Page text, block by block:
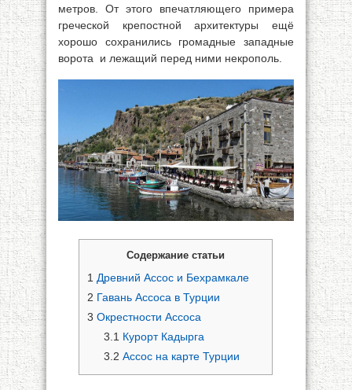
метров. От этого впечатляющего примера
греческой крепостной архитектуры ещё
хорошо сохранились громадные западные
ворота и лежащий перед ними некрополь.
Содержание статьи
1 Древний Ассос и Бехрамкале
2 Гавань Ассоса в Турции
3 Окрестности Ассоса
3.1 Курорт Кадырга
3.2 Ассос на карте Турции